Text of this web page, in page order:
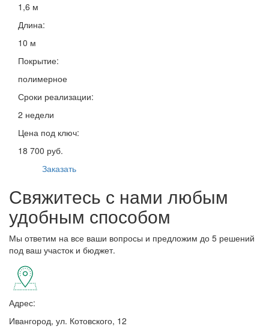
1,6 м
Длина:
10 м
Покрытие:
полимерное
Сроки реализации:
2 недели
Цена под ключ:
18 700 руб.
Заказать
Свяжитесь с нами любым
удобным способом
Мы ответим на все ваши вопросы и предложим до 5 решений
под ваш участок и бюджет.
Адрес:
Ивангород, ул. Котовского, 12